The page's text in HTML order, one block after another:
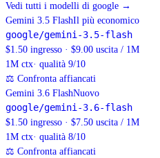
Vedi tutti i modelli di google →
Gemini 3.5 FlashIl più economico
google/gemini-3.5-flash
$1.50 ingresso · $9.00 uscita / 1M
1M ctx· qualità 9/10
⚖ Confronta affiancati
Gemini 3.6 FlashNuovo
google/gemini-3.6-flash
$1.50 ingresso · $7.50 uscita / 1M
1M ctx· qualità 8/10
⚖ Confronta affiancati